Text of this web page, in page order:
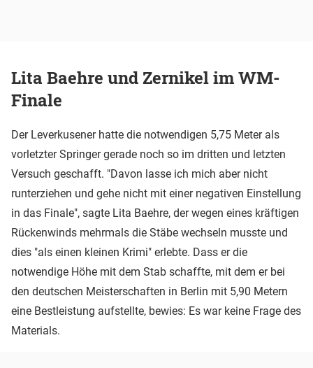
Lita Baehre und Zernikel im WM-
Finale
Der Leverkusener hatte die notwendigen 5,75 Meter als
vorletzter Springer gerade noch so im dritten und letzten
Versuch geschafft. "Davon lasse ich mich aber nicht
runterziehen und gehe nicht mit einer negativen Einstellung
in das Finale", sagte Lita Baehre, der wegen eines kräftigen
Rückenwinds mehrmals die Stäbe wechseln musste und
dies "als einen kleinen Krimi" erlebte. Dass er die
notwendige Höhe mit dem Stab schaffte, mit dem er bei
den deutschen Meisterschaften in Berlin mit 5,90 Metern
eine Bestleistung aufstellte, bewies: Es war keine Frage des
Materials.